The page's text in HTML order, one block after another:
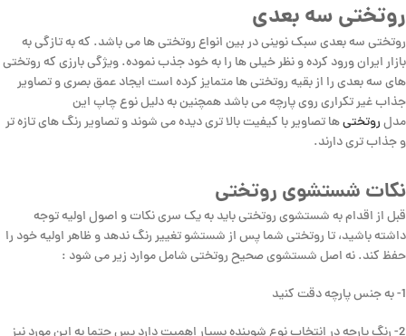
روتختی سه بعدی
روتختی سه بعدی سبک نوینی در بین انواع روتختی ها می باشد. که به تازگی به
بازار ایران ورود کرده و نظر خیلی ها را به خود جذب نموده. ویژگی بارزی که روتختی
های سه بعدی را از بقیه روتختی ها متمایز کرده است ایجاد عمق بصری و تصاویر
جذاب غیر تکراری روی پارچه می باشد همچنین به دلیل نوع چاپ این
مدلروتختیها تصاویر با کیفیت بالا تری دیده می شوند و تصاویر رنگ های تازه تر
و جذاب تری دارند.
نکات شستشوی روتختی
قبل از اقدام به شستشوی روتختی باید به یک سری نکات و اصول اولیه توجه
داشته باشید، تا روتختی شما پس از شستشو تغییر رنگ ندهد و ظاهر اولیه خود را
حفظ کند. نه اصل شستشوی صحیح روتختی شامل موارد زیر می شود :
1- به جنس پارچه دقت کنید